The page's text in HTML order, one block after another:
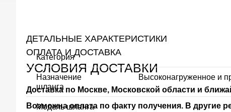
ДЕТАЛЬНЫЕ ХАРАКТЕРИСТИКИ
Категория
Назначение
шланга
Высоконагруженное и
Модель шланга
ОПЛАТА И ДОСТАВКА
УСЛОВИЯ ДОСТАВКИ
Доставка по Москве, Московской области и
Возможна оплата по факту получения. В